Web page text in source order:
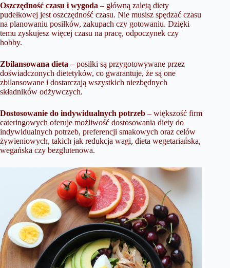
Oszczędność czasu i wygoda – główną zaletą diety
pudełkowej jest oszczędność czasu. Nie musisz spędzać czasu
na planowaniu posiłków, zakupach czy gotowaniu. Dzięki
temu zyskujesz więcej czasu na pracę, odpoczynek czy
hobby.
Zbilansowana dieta – posiłki są przygotowywane przez
doświadczonych dietetyków, co gwarantuje, że są one
zbilansowane i dostarczają wszystkich niezbędnych
składników odżywczych.
Dostosowanie do indywidualnych potrzeb – większość firm
cateringowych oferuje możliwość dostosowania diety do
indywidualnych potrzeb, preferencji smakowych oraz celów
żywieniowych, takich jak redukcja wagi, dieta wegetariańska,
wegańska czy bezglutenowa.